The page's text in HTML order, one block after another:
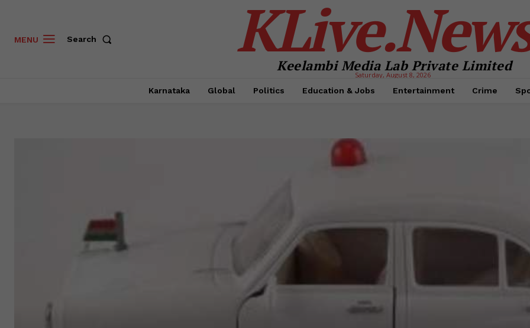
MENU Search
Keelambi Media Lab Private Limited
Saturday, August 8, 2026
Karnataka Global Politics Education & Jobs Entertainment Crime